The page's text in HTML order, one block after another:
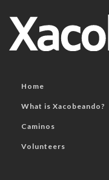
Home
What is Xacobeando?
Caminos
Volunteers